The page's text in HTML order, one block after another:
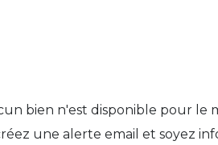
bien n'est disponible pour le
une alerte email et soyez